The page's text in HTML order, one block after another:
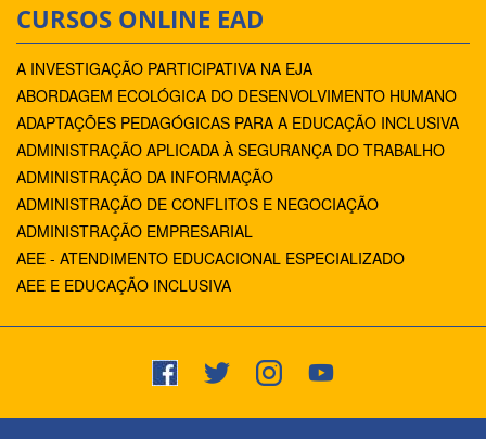
CURSOS ONLINE EAD
A INVESTIGAÇÃO PARTICIPATIVA NA EJA
ABORDAGEM ECOLÓGICA DO DESENVOLVIMENTO HUMANO
ADAPTAÇÕES PEDAGÓGICAS PARA A EDUCAÇÃO INCLUSIVA
ADMINISTRAÇÃO APLICADA À SEGURANÇA DO TRABALHO
ADMINISTRAÇÃO DA INFORMAÇÃO
ADMINISTRAÇÃO DE CONFLITOS E NEGOCIAÇÃO
ADMINISTRAÇÃO EMPRESARIAL
AEE - ATENDIMENTO EDUCACIONAL ESPECIALIZADO
AEE E EDUCAÇÃO INCLUSIVA